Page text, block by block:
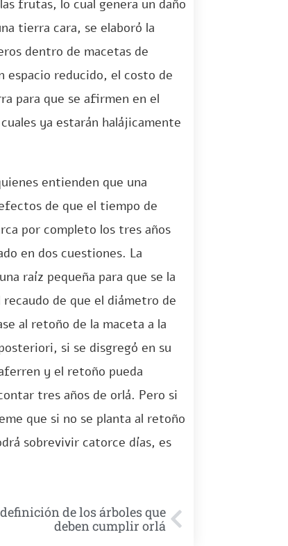
frutas, lo cual genera un daño
tierra cara, se elaboró la
dentro de macetas de
espacio reducido, el costo de
para que se afirmen en el
ya estarán halájicamente
entienden que una
de que el tiempo de
por completo los tres años
en dos cuestiones. La
raíz pequeña para que se la
de que el diámetro de
al retoño de la maceta a la
si se disgregó en su
y el retoño pueda
tres años de orlá. Pero si
que si no se planta al retoño
sobrevivir catorce días, es
de los árboles que
deben cumplir orlá